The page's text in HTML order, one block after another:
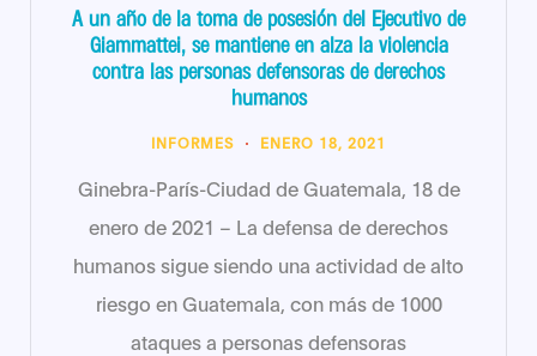
A un año de la toma de posesión del Ejecutivo de
Giammattei, se mantiene en alza la violencia
contra las personas defensoras de derechos
humanos
INFORMES ENERO 18, 2021
Ginebra-París-Ciudad de Guatemala, 18 de
enero de 2021 – La defensa de derechos
humanos sigue siendo una actividad de alto
riesgo en Guatemala, con más de 1000
ataques a personas defensoras